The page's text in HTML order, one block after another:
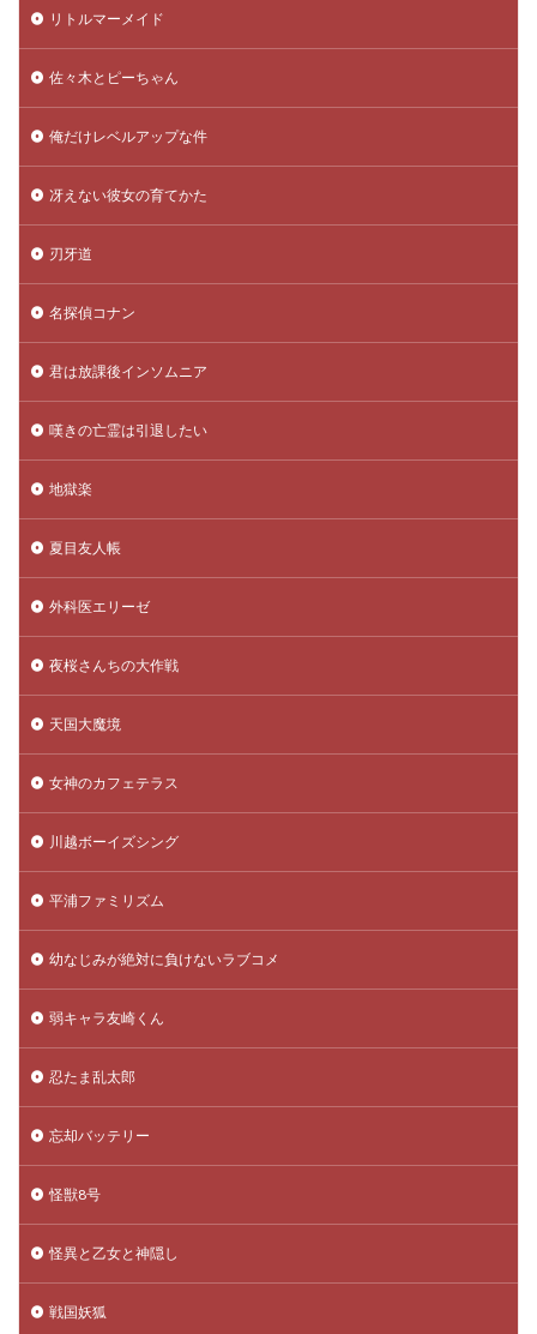
リトルマーメイド
佐々木とピーちゃん
俺だけレベルアップな件
冴えない彼女の育てかた
刃牙道
名探偵コナン
君は放課後インソムニア
嘆きの亡霊は引退したい
地獄楽
夏目友人帳
外科医エリーゼ
夜桜さんちの大作戦
天国大魔境
女神のカフェテラス
川越ボーイズシング
平浦ファミリズム
幼なじみが絶対に負けないラブコメ
弱キャラ友崎くん
忍たま乱太郎
忘却バッテリー
怪獣8号
怪異と乙女と神隠し
戦国妖狐